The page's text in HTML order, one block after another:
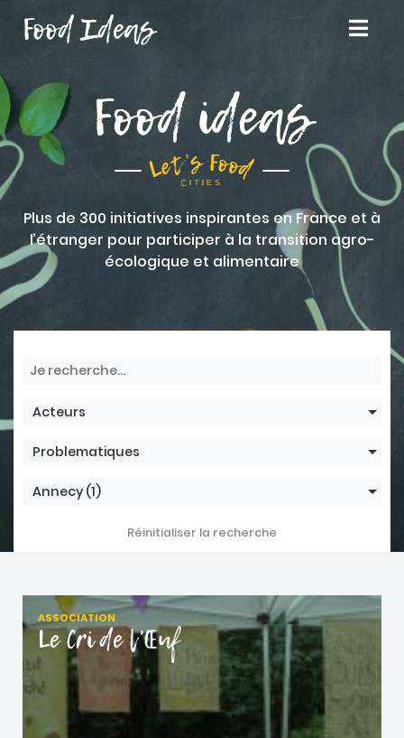
Food Ideas
Food ideas
Plus de 300 initiatives inspirantes en France et à
l’étranger pour participer à la transition agro-
écologique et alimentaire
Acteurs
Problematiques
Annecy(1)
Réinitialiser la recherche
ASSOCIATION
Le Cri de l'Œuf